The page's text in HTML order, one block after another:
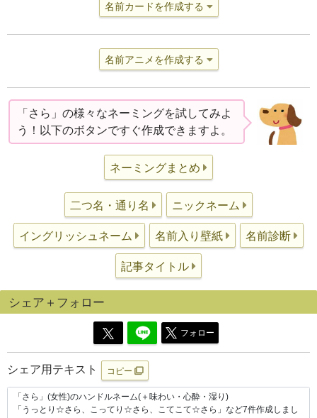
名前カードを作成する
名前アニメを作成する
「さら」の様々なネーミングを試してみよ
う！以下のボタンですぐ作成できますよ。
ネーミングまとめ
二つ名・通り名 ニックネーム
イングリッシュネーム 名前入り壁紙 名前診断
記事タイトル
シェア＋フォロー
フォロー
シェア用テキスト コピー